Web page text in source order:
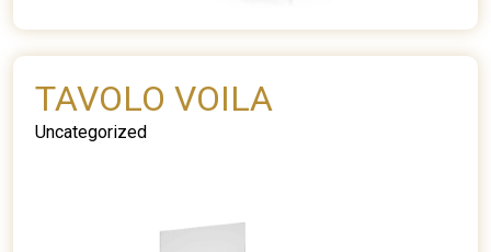
TAVOLO VOILA
Uncategorized